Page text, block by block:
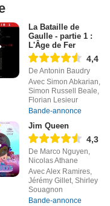
La Bataille de
Gaulle - partie 1 :
L'Âge de Fer
4,4
De Antonin Baudry
Avec Simon Abkarian,
Simon Russell Beale,
Florian Lesieur
Bande-annonce
Jim Queen
4,3
De Marco Nguyen,
Nicolas Athane
Avec Alex Ramires,
Jérémy Gillet, Shirley
Souagnon
Bande-annonce